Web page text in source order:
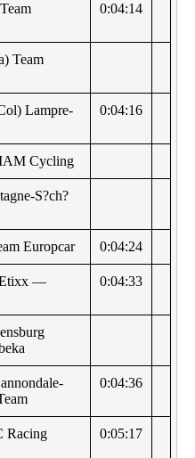
0:04:14
Team
Lampre-
0:04:16
Cycling
S?ch?
Europcar 0:04:24
Etixx —
0:04:33
0:04:36
Racing
0:05:17